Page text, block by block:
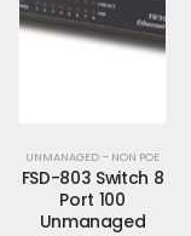
UNMANAGED – NON POE
FSD-803 Switch 8
Port 100
Unmanaged